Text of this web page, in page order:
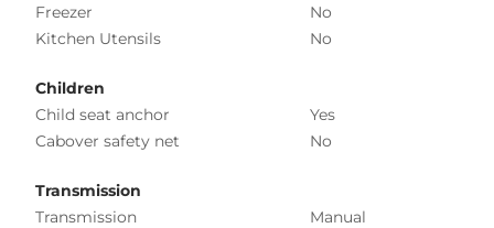
Freezer
No
Kitchen Utensils
No
Children
Child seat anchor
Yes
Cabover safety net
No
Transmission
Transmission
Manual